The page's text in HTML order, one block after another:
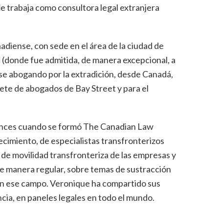
trabaja como consultora legal extranjera
con sede en el área de la ciudad de
fue admitida, de manera excepcional, a
abogando por la extradición, desde Canadá,
de abogados de Bay Street y para el
cuando se formó The Canadian Law
de especialistas transfronterizos
movilidad transfronteriza de las empresas y
manera regular, sobre temas de sustracción
ese campo. Veronique ha compartido sus
en paneles legales en todo el mundo.